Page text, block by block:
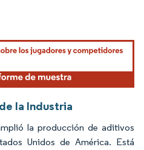
atribución según CC BY 4.0.
la Industria
la producción de aditivos
Unidos de América. Está